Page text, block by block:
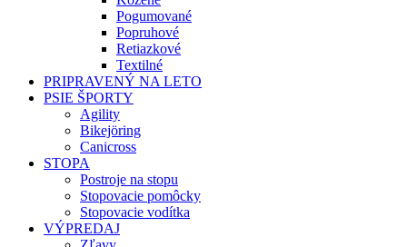
Pogumované
Popruhové
Retiazkové
Textilné
PRIPRAVENÝ NA LETO
PSIE ŠPORTY
Agility
Bikejöring
Canicross
STOPA
Postroje na stopu
Stopovacie pomôcky
Stopovacie vodítka
VÝPREDAJ